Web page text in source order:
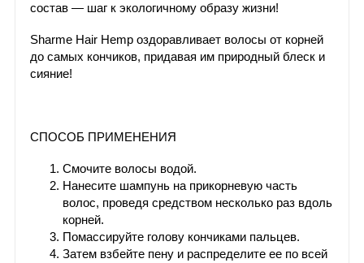
состав — шаг к экологичному образу жизни!
Sharme Hair Hemp оздоравливает волосы от корней
до самых кончиков, придавая им природный блеск и
сияние!
СПОСОБ ПРИМЕНЕНИЯ
Смочите волосы водой.
Нанесите шампунь на прикорневую часть
волос, проведя средством несколько раз вдоль
корней.
Помассируйте голову кончиками пальцев.
Затем взбейте пену и распределите ее по всей